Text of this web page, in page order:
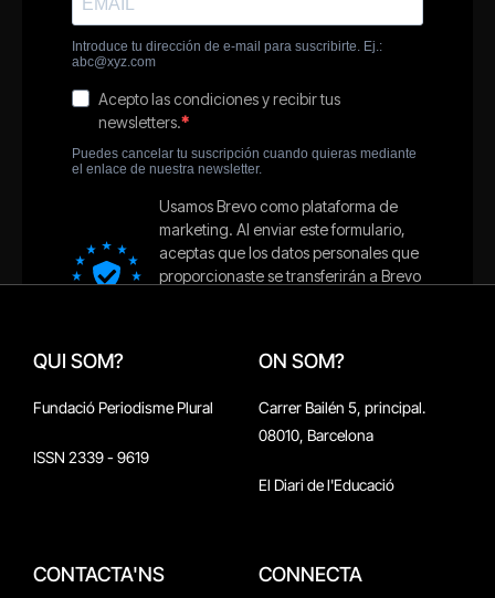
QUI SOM?
Fundació Periodisme Plural
ISSN 2339 - 9619
ON SOM?
Carrer Bailén 5, principal.
08010, Barcelona
El Diari de l'Educació
CONTACTA'NS CONNECTA